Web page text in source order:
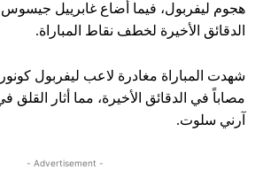
هجوم ليفربول، فيما أضاع غابرييل
الدقائق الأخيرة لخطف نقاط المباراة.
شهدت المباراة مغادرة لاعب ليفربول
مصاباً في الدقائق الأخيرة، مما أثار
آرني سلوت.
- Advertisement -